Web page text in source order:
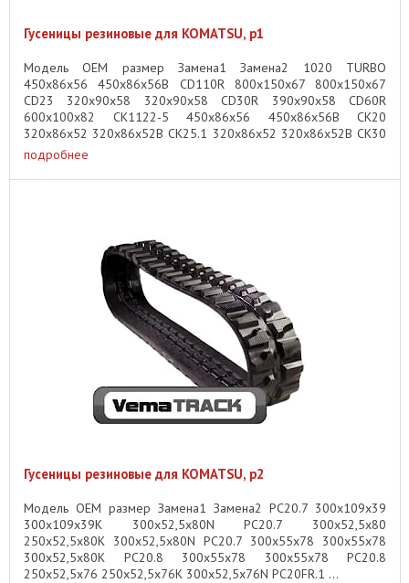
Гусеницы резиновые для KOMATSU, p1
Модель OEM размер Замена1 Замена2 1020 TURBO
450x86x56 450x86x56B CD110R 800x150x67 800x150x67
CD23 320x90x58 320x90x58 CD30R 390x90x58 CD60R
600x100x82 CK1122-5 450x86x56 450x86x56B CK20
320x86x52 320x86x52B CK25.1 320x86x52 320x86x52B CK30
...
подробнее
Гусеницы резиновые для KOMATSU, p2
Модель OEM размер Замена1 Замена2 PC20.7 300x109x39
300x109x39K 300x52,5x80N PC20.7 300x52,5x80
250x52,5x80K 300x52,5x80N PC20.7 300x55x78 300x55x78
300x52,5x80K PC20.8 300x55x78 300x55x78 PC20.8
250x52,5x76 250x52,5x76K 300x52,5x76N PC20FR.1 ...